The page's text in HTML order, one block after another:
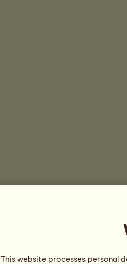
This website processes personal